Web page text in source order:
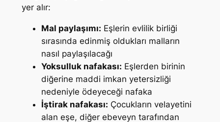
yer alır:
Mal paylaşımı: Eşlerin evlilik birliği
sırasında edinmiş oldukları malların
nasıl paylaşılacağı
Yoksulluk nafakası: Eşlerden birinin
diğerine maddi imkan yetersizliği
nedeniyle ödeyeceği nafaka
İştirak nafakası: Çocukların velayetini
alan eşe, diğer ebeveyn tarafından